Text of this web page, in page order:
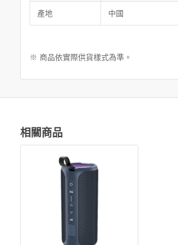
產地 中國
※ 商品依實際供貨樣式為準。
相關商品